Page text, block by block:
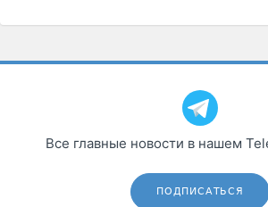
Все главные новости в нашем
ПОДПИСАТЬСЯ